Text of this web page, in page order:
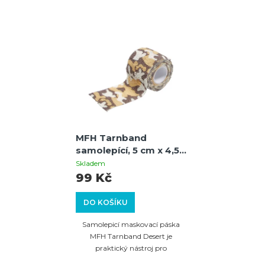
MFH Tarnband
samolepící, 5 cm x 4,5
m, desert
Skladem
DO KOŠÍKU
99 Kč
Samolepicí maskovací páska
MFH Tarnband Desert je
praktický nástroj pro